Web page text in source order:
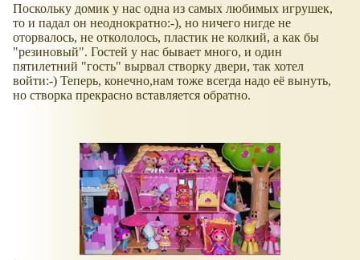
Поскольку домик у нас одна из самых любимых игрушек,
то и падал он неоднократно:-), но ничего нигде не
оторвалось, не откололось, пластик не колкий, а как бы
"резиновый". Гостей у нас бывает много, и один
пятилетний "гость" вырвал створку двери, так хотел
войти:-) Теперь, конечно,нам тоже всегда надо её вынуть,
но створка прекрасно вставляется обратно.